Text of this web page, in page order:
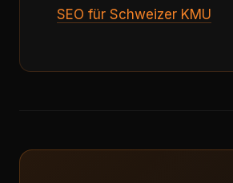
SEO für Schweizer KMU